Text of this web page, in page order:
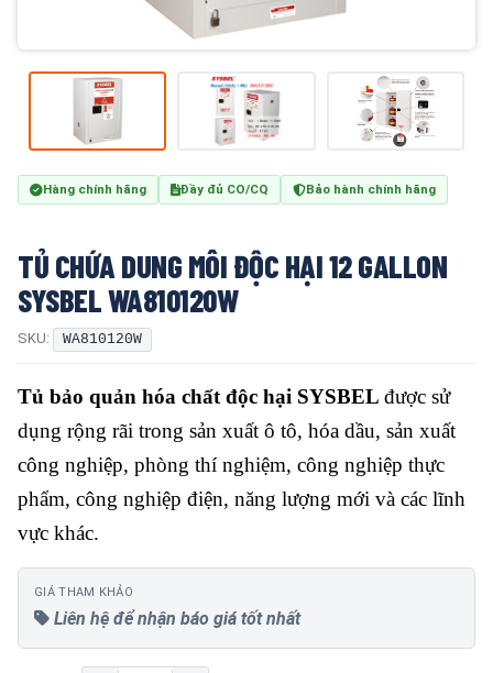
Hàng chính hãng Đầy đủ CO/CQ Bảo hành chính hãng
TỦ CHỨA DUNG MÔI ĐỘC HẠI 12 GALLON
SYSBEL WA810120W
SKU: WA810120W
Tủ bảo quản hóa chất độc hại SYSBEL được sử
dụng rộng rãi trong sản xuất ô tô, hóa dầu, sản xuất
công nghiệp, phòng thí nghiệm, công nghiệp thực
phẩm, công nghiệp điện, năng lượng mới và các lĩnh
vực khác.
GIÁ THAM KHẢO
Liên hệ để nhận báo giá tốt nhất